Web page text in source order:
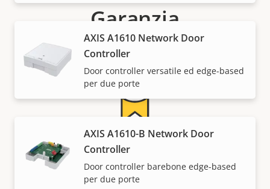
AXIS A1610 Network Door
Controller
Door controller versatile ed edge-based
per due porte
AXIS A1610-B Network Door
Controller
Door controller barebone edge-based
per due porte
Garanzia
5 anni di garanzia per la
massima tranquillità